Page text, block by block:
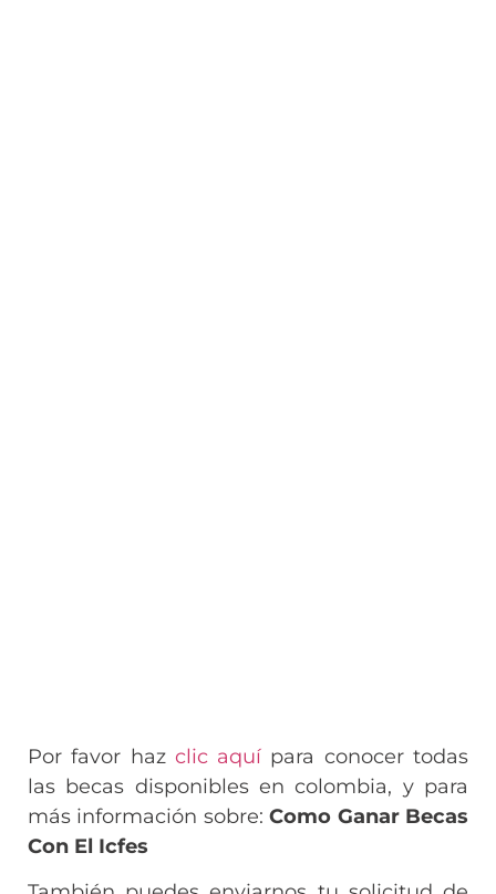
Por favor haz clic aquí para conocer todas
las becas disponibles en colombia, y para
más información sobre:Como Ganar Becas
Con El Icfes